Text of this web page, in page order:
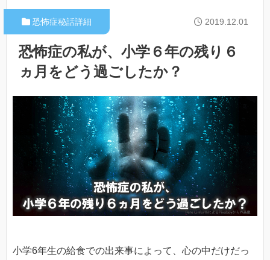
2019.12.01
恐怖症秘話詳細
恐怖症の私が、小学６年の残り６
ヵ月をどう過ごしたか？
小学6年生の給食での出来事によって、心の中だけだっ